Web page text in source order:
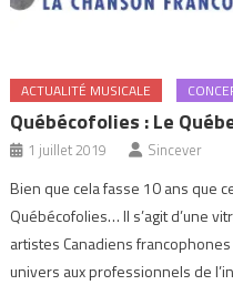
ACTUALITÉ MUSICALE
Québécofolies : Le
1 juillet 2019 Sincever
Bien que cela fasse 10 ans que
Québécofolies… Il s’agit d’une
artistes Canadiens
univers aux professionnels de